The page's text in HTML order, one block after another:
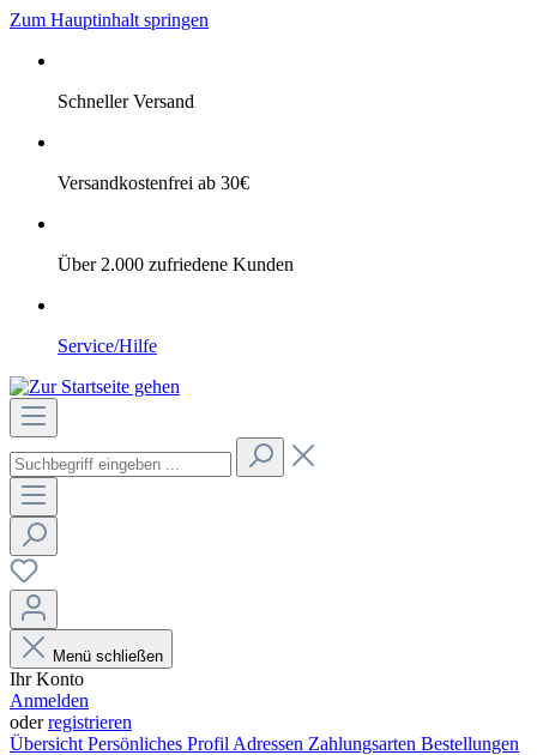
Zum Hauptinhalt springen
Schneller Versand
Versandkostenfrei ab 30€
Über 2.000 zufriedene Kunden
Service/Hilfe
Menü schließen
Ihr Konto
Anmelden
oderregistrieren
Übersicht Persönliches Profil Adressen Zahlungsarten Bestellungen